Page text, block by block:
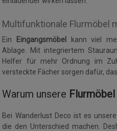
Multifunktionale Flurmöbel
Ein Eingangsmöbel
kann viel
Ablage. Mit integriertem
Helfer für mehr Ordnung im
versteckte Fächer sorgen dafür,
Warum unsere Flurmöbel
Bei Wanderlust Deco ist es
die den Unterschied machen.